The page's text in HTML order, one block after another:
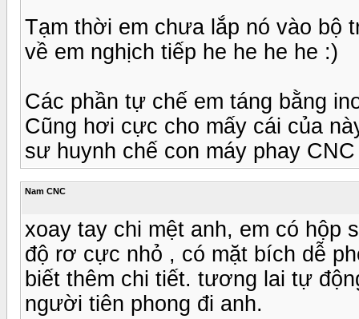
Tạm thời em chưa lắp nó vào bộ
về em nghịch tiếp he he he he :)
Các phần tự chế em táng bằng
Cũng hơi cực cho mấy cái của
sư huynh chế con máy phay
Nam CNC
xoay tay chi mệt anh, em có hộp
độ rơ cực nhỏ , có mặt bích dễ
biết thêm chi tiết. tương lai tự
người tiên phong đi anh.